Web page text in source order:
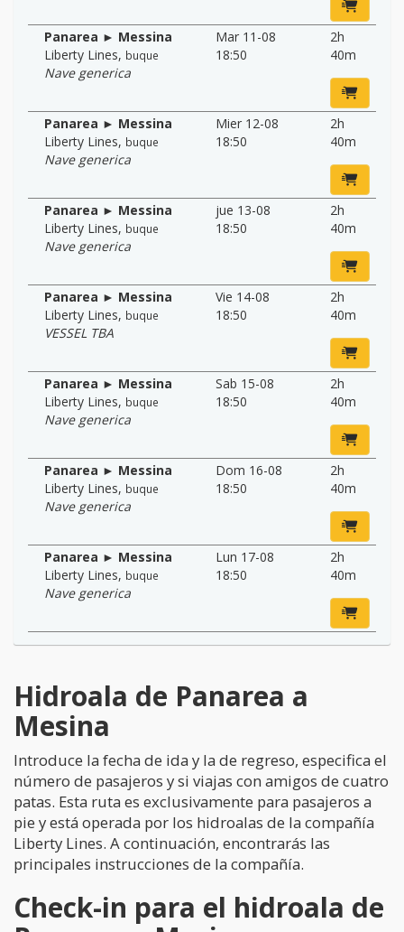
Panarea ► Messina
Liberty Lines, buque
Nave generica
Mar 11-08
18:50
2h
40m
Panarea ► Messina
Liberty Lines, buque
Nave generica
Mier 12-08
18:50
2h
40m
Panarea ► Messina
Liberty Lines, buque
Nave generica
jue 13-08
18:50
2h
40m
Panarea ► Messina
Liberty Lines, buque
VESSEL TBA
Vie 14-08
18:50
2h
40m
Panarea ► Messina
Liberty Lines, buque
Nave generica
Sab 15-08
18:50
2h
40m
Panarea ► Messina
Liberty Lines, buque
Nave generica
Dom 16-08
18:50
2h
40m
Panarea ► Messina
Liberty Lines, buque
Nave generica
Lun 17-08
18:50
2h
40m
Hidroala de Panarea a
Mesina
Introduce la fecha de ida y la de regreso, especifica el
número de pasajeros y si viajas con amigos de cuatro
patas. Esta ruta es exclusivamente para pasajeros a
pie y está operada por los hidroalas de la compañía
Liberty Lines. A continuación, encontrarás las
principales instrucciones de la compañía.
Check-in para el hidroala de